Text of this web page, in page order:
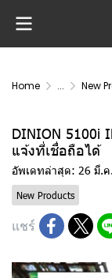
Home ... New
DINION 5100i
แจ้งที่เชื่อถือได้
อัพเดทล่าสุด: 26 มี.ค
New Products
แชร์